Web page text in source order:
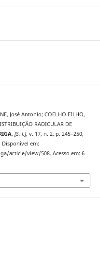
José Antonio; COELHO FILHO,
RADICULAR DE
, [S. l.], v. 17, n. 2, p. 245–250,
Disponível em:
article/view/508. Acesso em: 6